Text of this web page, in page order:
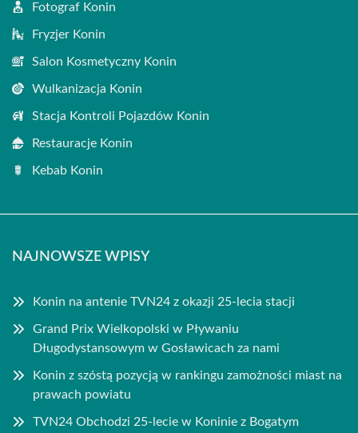
Fotograf Konin
Fryzjer Konin
Salon Kosmetyczny Konin
Wulkanizacja Konin
Stacja Kontroli Pojazdów Konin
Restauracje Konin
Kebab Konin
NAJNOWSZE WPISY
Konin na antenie TVN24 z okazji 25-lecia stacji
Grand Prix Wielkopolski w Pływaniu
Długodystansowym w Gosławicach za nami
Konin z szóstą pozycją w rankingu zamożności miast na
prawach powiatu
TVN24 Obchodzi 25-lecie w Koninie z Bogatym